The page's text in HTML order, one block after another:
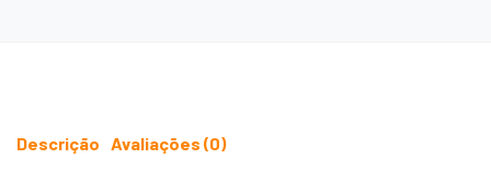
Descrição Avaliações (0)